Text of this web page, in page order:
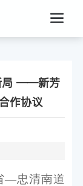
局 ——新芳
作协议
—忠清南道